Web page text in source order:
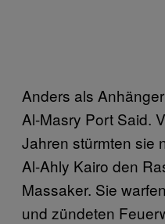
Anders als
Al-Masry Port Said.
Jahren stürmten sie
Al-Ahly Kairo den
Massaker. Sie
und zündeten